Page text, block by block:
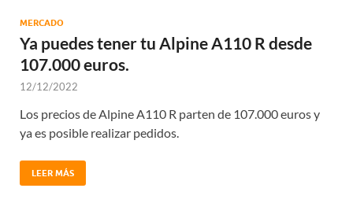
MERCADO
Ya puedes tener tu Alpine A110 R desde
107.000 euros.
12/12/2022
Los precios de Alpine A110 R parten de 107.000 euros y
ya es posible realizar pedidos.
LEER MÁS